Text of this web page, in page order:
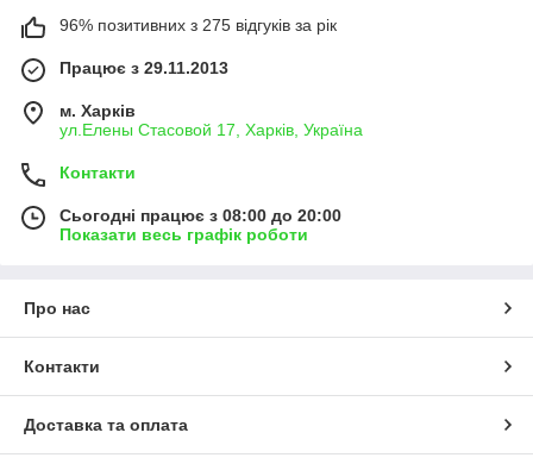
96% позитивних з 275 відгуків за рік
Працює з 29.11.2013
м. Харків
ул.Елены Стасовой 17, Харків, Україна
Контакти
Сьогодні працює з 08:00 до 20:00
Показати весь графік роботи
Про нас
Контакти
Доставка та оплата